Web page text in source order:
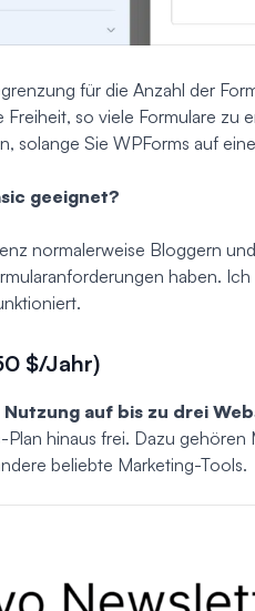
für die Anzahl der
so viele Formulare zu
solange Sie WPForms auf
geeignet?
normalerweise Bloggern
haben.
$/Jahr)
Nutzung auf bis zu drei
hinaus frei. Dazu
beliebte Marketing-Tools.